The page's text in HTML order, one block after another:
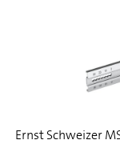
Ernst Schweizer